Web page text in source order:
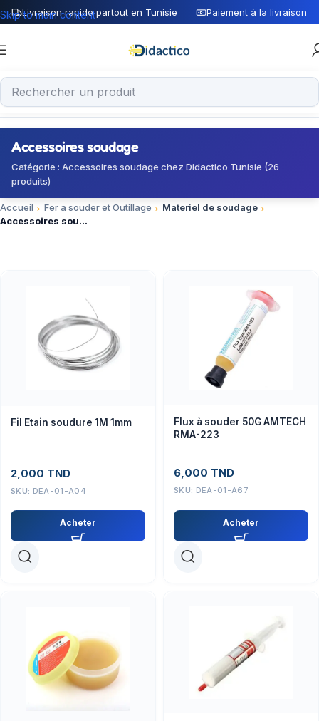
Livraison rapide partout en Tunisie Paiement à la livraison
Skip to main content
Accessoires soudage
Catégorie : Accessoires soudage chez Didactico Tunisie (26
produits)
Accueil Fer a souder et Outillage
Materiel de soudage
Accessoires soudage
Fil Etain soudure 1M 1mm
2,000 TND
SKU: DEA-01-A04
Acheter
Flux à souder 50G AMTECH
RMA-223
6,000 TND
SKU: DEA-01-A67
Acheter